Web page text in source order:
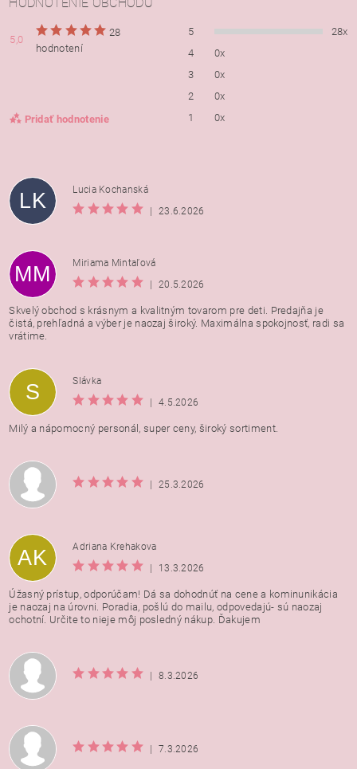
5,0
28
hodnotení
Pridať hodnotenie
5
28x
4
0x
3
0x
2
0x
1
0x
Vložením hodnotenie súhlasíte s
osobných údajov
LK
Lucia Kochanská
|
23.6.2026
MM
Miriama Mintaľová
|
20.5.2026
Skvelý obchod s krásnym a kvalitným tovarom pre deti. Predajňa je
čistá, prehľadná a výber je naozaj široký. Maximálna spokojnosť, radi sa
vrátime.
S
Slávka
|
4.5.2026
Milý a nápomocný personál, super ceny, široký sortiment.
| 25.3.2026
AK
Adriana Krehakova
|
13.3.2026
Úžasný prístup, odporúčam! Dá sa dohodnúť na cene a kominunikácia
je naozaj na úrovni. Poradia, pošlú do mailu, odpovedajú- sú naozaj
ochotní. Určite to nieje môj posledný nákup. Ďakujem
| 8.3.2026
| 7.3.2026